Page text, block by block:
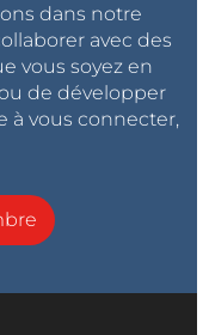
dans notre
avec des
vous soyez en
de développer
à vous connecter,